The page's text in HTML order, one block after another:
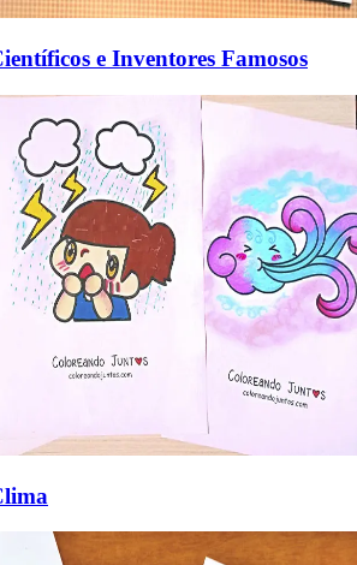
e Inventores Famosos